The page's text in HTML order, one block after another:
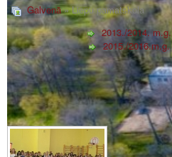
Galvenā» Liepu pamatskola
2013./2014. m.g.
2015./2016.m.g.